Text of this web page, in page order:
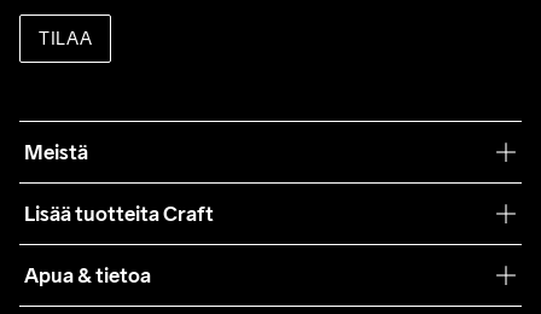
TILAA
Meistä
Lisää tuotteita Craft
Yhteistyöt
Apua & tietoa